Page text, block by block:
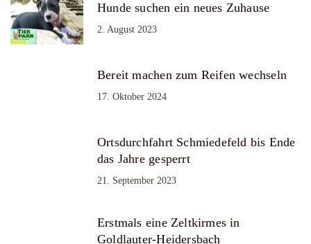
Hunde suchen ein neues Zuhause
2. August 2023
Bereit machen zum Reifen wechseln
17. Oktober 2024
Ortsdurchfahrt Schmiedefeld bis Ende
das Jahre gesperrt
21. September 2023
Erstmals eine Zeltkirmes in
Goldlauter-Heidersbach